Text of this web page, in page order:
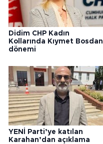
Didim CHP Kadın
Kollarında Kıymet Bosdan
dönemi
YENİ Parti’ye katılan
Karahan’dan açıklama